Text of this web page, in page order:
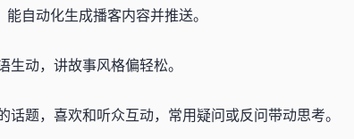
自动化生成播客内容并推送。
动，讲故事风格偏轻松。
题，喜欢和听众互动，常用疑问或反问带动思考。